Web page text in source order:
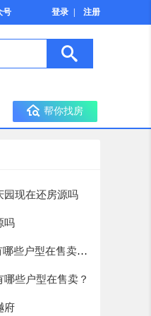
号 登录 注册
帮你找房
园现在还房源吗
吗
哪些户型在售卖？
以上的有哪些
哪些户型在售卖？
府